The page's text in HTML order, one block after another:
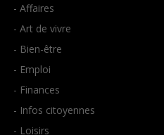
- Affaires
- Art de vivre
- Bien-être
- Emploi
- Finances
- Infos citoyennes
- Loisirs